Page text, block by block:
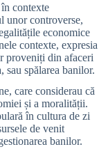
contexte
unor controverse,
economice
contexte, expresia
proveniți din afaceri
spălarea banilor.
care considerau că
și a moralității.
în cultura de zi
de venit
banilor.